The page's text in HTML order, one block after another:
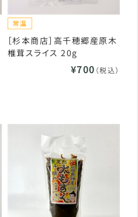
［杉本商店］高千穂郷産原木
椎茸スライス 20g
¥700 （税込）